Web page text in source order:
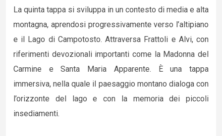
La quinta tappa si sviluppa in un contesto di media e alta
montagna, aprendosi progressivamente verso l’altipiano
e il Lago di Campotosto. Attraversa Frattoli e Alvi, con
riferimenti devozionali importanti come la Madonna del
Carmine e Santa Maria Apparente. È una tappa
immersiva, nella quale il paesaggio montano dialoga con
l’orizzonte del lago e con la memoria dei piccoli
insediamenti.